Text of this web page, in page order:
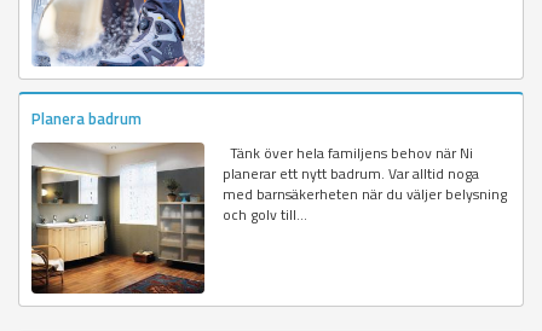
Planera badrum
Tänk över hela familjens behov när Ni
planerar ett nytt badrum. Var alltid noga
med barnsäkerheten när du väljer belysning
och golv till...